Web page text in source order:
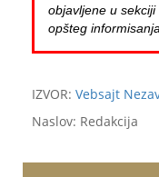
objavljene u
opšteg informisanja.
IZVOR: Vebsajt
Naslov: Redakcija